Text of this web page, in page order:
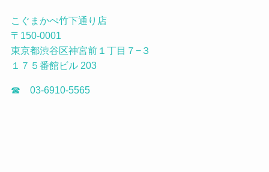
こぐまかぺ竹下通り店
〒150-0001
東京都渋谷区神宮前１丁目７−３
１７５番館ビル 203
☎ 03-6910-5565